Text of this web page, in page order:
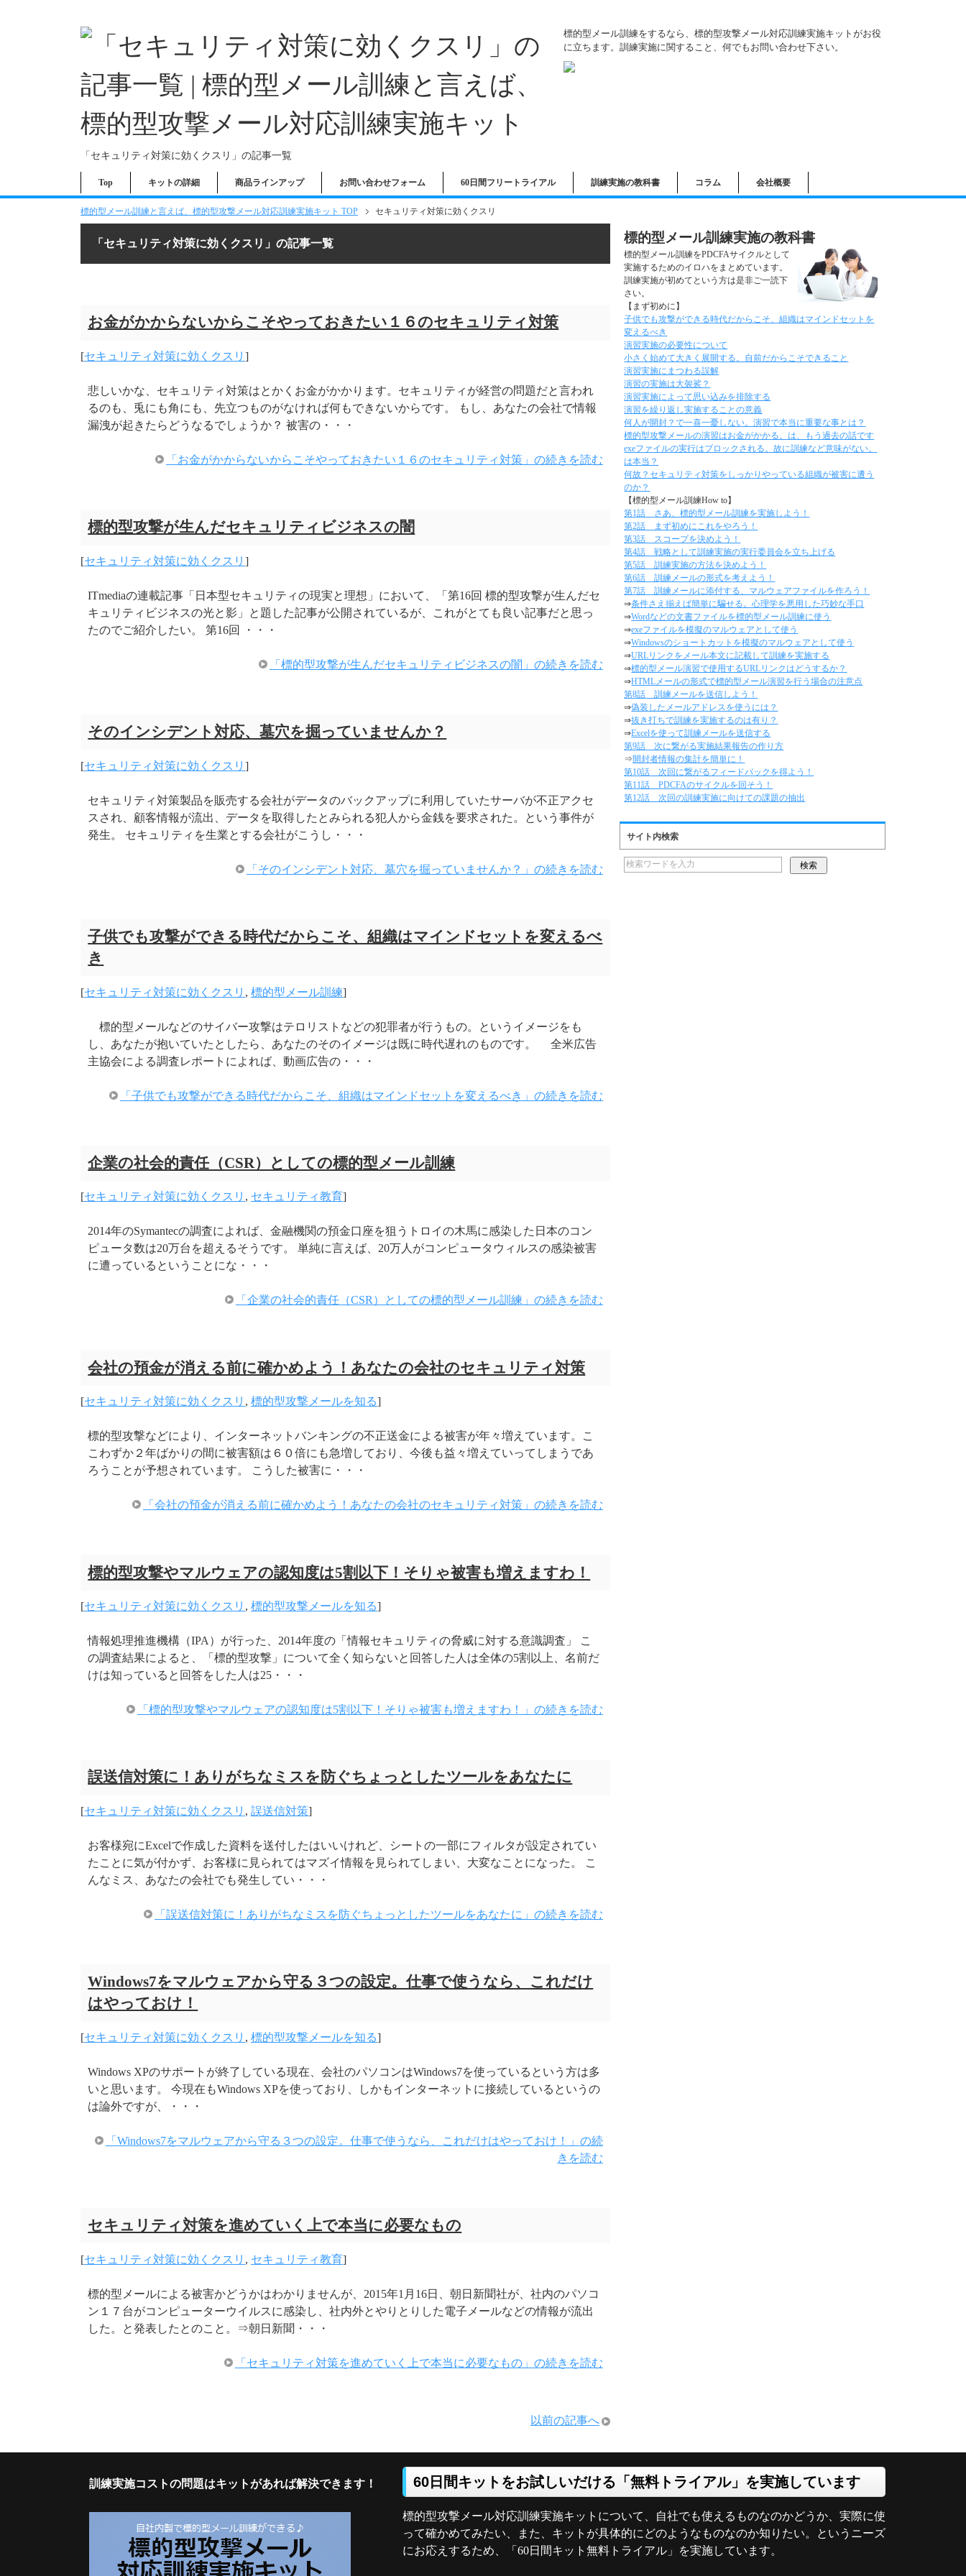
「セキュリティ対策に効くクスリ」の記事一覧
標的型メール訓練をするなら、標的型攻撃メール対応訓練実施キットがお役
に立ちます。訓練実施に関すること、何でもお問い合わせ下さい。
Top キットの詳細 商品ラインアップ お問い合わせフォーム 60日間フリートライアル 訓練実施の教科書 コラム 会社概要
標的型メール訓練と言えば、標的型攻撃メール対応訓練実施キット TOP セキュリティ対策に効くクスリ
「セキュリティ対策に効くクスリ」の記事一覧
お金がかからないからこそやっておきたい１６のセキュリティ対策
[セキュリティ対策に効くクスリ ]
悲しいかな、セキュリティ対策はとかくお金がかかります。セキュリティが経営の問題だと言われ
るのも、兎にも角にも、先立つものがなければ何もできないからです。 もし、あなたの会社で情報
漏洩が起きたらどうなるでしょうか？ 被害の・・・
「お金がかからないからこそやっておきたい１６のセキュリティ対策」の続きを読む
標的型攻撃が生んだセキュリティビジネスの闇
[セキュリティ対策に効くクスリ ]
ITmediaの連載記事「日本型セキュリティの現実と理想」において、「第16回 標的型攻撃が生んだセ
キュリティビジネスの光と影」と題した記事が公開されているが、これがとても良い記事だと思っ
たのでご紹介したい。 第16回 ・・・
「標的型攻撃が生んだセキュリティビジネスの闇」の続きを読む
そのインシデント対応、墓穴を掘っていませんか？
[セキュリティ対策に効くクスリ ]
セキュリティ対策製品を販売する会社がデータのバックアップに利用していたサーバが不正アクセ
スされ、顧客情報が流出、データを取得したとみられる犯人から金銭を要求された。という事件が
発生。 セキュリティを生業とする会社がこうし・・・
「そのインシデント対応、墓穴を掘っていませんか？」の続きを読む
子供でも攻撃ができる時代だからこそ、組織はマインドセットを変えるべ
き
[セキュリティ対策に効くクスリ , 標的型メール訓練]
標的型メールなどのサイバー攻撃はテロリストなどの犯罪者が行うもの。というイメージをも
し、あなたが抱いていたとしたら、あなたのそのイメージは既に時代遅れのものです。 全米広告
主協会による調査レポートによれば、動画広告の・・・
「子供でも攻撃ができる時代だからこそ、組織はマインドセットを変えるべき」の続きを読む
企業の社会的責任（CSR）としての標的型メール訓練
[セキュリティ対策に効くクスリ , セキュリティ教育]
2014年のSymantecの調査によれば、金融機関の預金口座を狙うトロイの木馬に感染した日本のコン
ピュータ数は20万台を超えるそうです。 単純に言えば、20万人がコンピュータウィルスの感染被害
に遭っているということにな・・・
「企業の社会的責任（CSR）としての標的型メール訓練」の続きを読む
会社の預金が消える前に確かめよう！あなたの会社のセキュリティ対策
[セキュリティ対策に効くクスリ , 標的型攻撃メールを知る]
標的型攻撃などにより、インターネットバンキングの不正送金による被害が年々増えています。こ
こわずか２年ばかりの間に被害額は６０倍にも急増しており、今後も益々増えていってしまうであ
ろうことが予想されています。 こうした被害に・・・
「会社の預金が消える前に確かめよう！あなたの会社のセキュリティ対策」の続きを読む
標的型攻撃やマルウェアの認知度は5割以下！そりゃ被害も増えますわ！
[セキュリティ対策に効くクスリ , 標的型攻撃メールを知る]
情報処理推進機構（IPA）が行った、2014年度の「情報セキュリティの脅威に対する意識調査」 こ
の調査結果によると、「標的型攻撃」について全く知らないと回答した人は全体の5割以上、名前だ
けは知っていると回答をした人は25・・・
「標的型攻撃やマルウェアの認知度は5割以下！そりゃ被害も増えますわ！」の続きを読む
誤送信対策に！ありがちなミスを防ぐちょっとしたツールをあなたに
[セキュリティ対策に効くクスリ , 誤送信対策]
お客様宛にExcelで作成した資料を送付したはいいけれど、シートの一部にフィルタが設定されてい
たことに気が付かず、お客様に見られてはマズイ情報を見られてしまい、大変なことになった。 こ
んなミス、あなたの会社でも発生してい・・・
「誤送信対策に！ありがちなミスを防ぐちょっとしたツールをあなたに」の続きを読む
Windows7をマルウェアから守る３つの設定。仕事で使うなら、これだけ
はやっておけ！
[セキュリティ対策に効くクスリ , 標的型攻撃メールを知る]
Windows XPのサポートが終了している現在、会社のパソコンはWindows7を使っているという方は多
いと思います。 今現在もWindows XPを使っており、しかもインターネットに接続しているというの
は論外ですが、・・・
「Windows7をマルウェアから守る３つの設定。仕事で使うなら、これだけはやっておけ！」の続
きを読む
セキュリティ対策を進めていく上で本当に必要なもの
[セキュリティ対策に効くクスリ , セキュリティ教育]
標的型メールによる被害かどうかはわかりませんが、2015年1月16日、朝日新聞社が、社内のパソコ
ン１７台がコンピューターウイルスに感染し、社内外とやりとりした電子メールなどの情報が流出
した。と発表したとのこと。⇒朝日新聞・・・
「セキュリティ対策を進めていく上で本当に必要なもの」の続きを読む
以前の記事へ
標的型メール訓練実施の教科書
標的型メール訓練をPDCFAサイクルとして
実施するためのイロハをまとめています。
訓練実施が初めてという方は是非ご一読下
さい。
【まず初めに】
子供でも攻撃ができる時代だからこそ、組織はマインドセットを
変えるべき
演習実施の必要性について
小さく始めて大きく展開する。自前だからこそできること
演習実施にまつわる誤解
演習の実施は大袈裟？
演習実施によって思い込みを排除する
演習を繰り返し実施することの意義
何人が開封？で一喜一憂しない。演習で本当に重要な事とは？
標的型攻撃メールの演習はお金がかかる。は、もう過去の話です
exeファイルの実行はブロックされる。故に訓練など意味がない。
は本当？
何故？セキュリティ対策をしっかりやっている組織が被害に遭う
のか？
【標的型メール訓練How to】
第1話 さあ、標的型メール訓練を実施しよう！
第2話 まず初めにこれをやろう！
第3話 スコープを決めよう！
第4話 戦略として訓練実施の実行委員会を立ち上げる
第5話 訓練実施の方法を決めよう！
第6話 訓練メールの形式を考えよう！
第7話 訓練メールに添付する、マルウェアファイルを作ろう！
⇒条件さえ揃えば簡単に騙せる。心理学を悪用した巧妙な手口
⇒Wordなどの文書ファイルを標的型メール訓練に使う
⇒exeファイルを模擬のマルウェアとして使う
⇒Windowsのショートカットを模擬のマルウェアとして使う
⇒URLリンクをメール本文に記載して訓練を実施する
⇒標的型メール演習で使用するURLリンクはどうするか？
⇒HTMLメールの形式で標的型メール演習を行う場合の注意点
第8話 訓練メールを送信しよう！
⇒偽装したメールアドレスを使うには？
⇒抜き打ちで訓練を実施するのは有り？
⇒Excelを使って訓練メールを送信する
第9話 次に繋がる実施結果報告の作り方
⇒開封者情報の集計を簡単に！
第10話 次回に繋がるフィードバックを得よう！
第11話 PDCFAのサイクルを回そう！
第12話 次回の訓練実施に向けての課題の抽出
サイト内検索
訓練実施コストの問題はキットがあれば解決できます！ 60日間キットをお試しいだける「無料トライアル」を実施しています
標的型攻撃メール対応訓練実施キットについて、自社でも使えるものなのかどうか、実際に使
って確かめてみたい、また、キットが具体的にどのようなものなのか知りたい。というニーズ
にお応えするため、「60日間キット無料トライアル」を実施しています。